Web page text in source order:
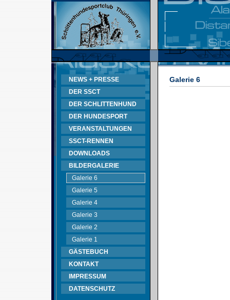
NEWS + PRESSE
DER SSCT
DER SCHLITTENHUND
DER HUNDESPORT
VERANSTALTUNGEN
SSCT-RENNEN
DOWNLOADS
BILDERGALERIE
Galerie 6
Galerie 5
Galerie 4
Galerie 3
Galerie 2
Galerie 1
GÄSTEBUCH
KONTAKT
IMPRESSUM
DATENSCHUTZ
Galerie 6